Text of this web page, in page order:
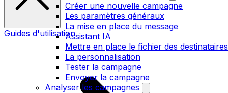
Créer une nouvelle campagne
Les paramètres généraux
La mise en place du message
Assistant IA
Mettre en place le fichier des destinataires
La personnalisation
Tester la campagne
Envoyer la campagne
Analyser les campagnes
Guides d'utilisation